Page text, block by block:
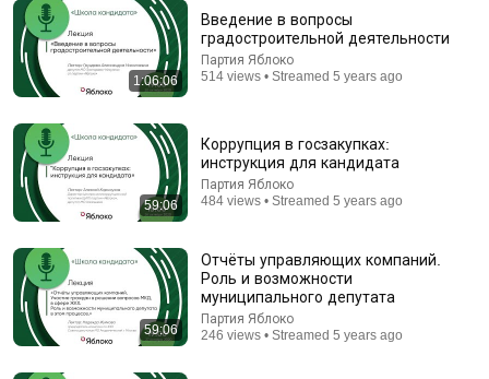
the Khazars. Synchronous History, Part 1 / Ego...
Цифровая история
81K views
New
Auto-dubbed
1:06:06
Введение в вопросы
градостроительной деятельности
Партия Яблоко
514 views • Streamed 5 years ago
59:06
Коррупция в госзакупках:
инструкция для кандидата
Партия Яблоко
484 views • Streamed 5 years ago
59:06
Отчёты управляющих компаний.
Роль и возможности
муниципального депутата
Партия Яблоко
246 views • Streamed 5 years ago